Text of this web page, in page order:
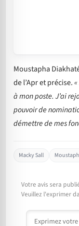
Moustapha
de l’Apr et précise.
à mon poste. J’ai
pouvoir de
démettre de mes
Macky Sall
Votre avis sera
Veuillez l'exprimer
Commentaire